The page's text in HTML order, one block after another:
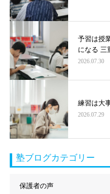
予習は授
になる 三
2026.07.30
練習は大
2026.07.29
塾ブログカテゴリー
保護者の声